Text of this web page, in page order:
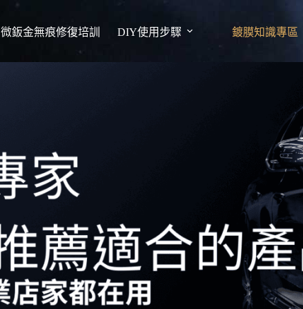
微鈑金無痕修復培訓 DIY使用步驟 鍍膜知識專區